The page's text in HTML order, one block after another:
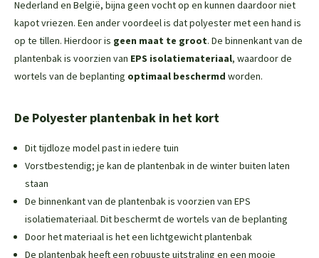
Nederland en België, bijna geen vocht op en kunnen daardoor niet
kapot vriezen. Een ander voordeel is dat polyester met een hand is
op te tillen. Hierdoor is geen maat te groot. De binnenkant van de
plantenbak is voorzien van EPS isolatiemateriaal, waardoor de
wortels van de beplanting optimaal beschermd worden.
De Polyester plantenbak in het kort
Dit tijdloze model past in iedere tuin
Vorstbestendig; je kan de plantenbak in de winter buiten laten
staan
De binnenkant van de plantenbak is voorzien van EPS
isolatiemateriaal. Dit beschermt de wortels van de beplanting
Door het materiaal is het een lichtgewicht plantenbak
De plantenbak heeft een robuuste uitstraling en een mooie